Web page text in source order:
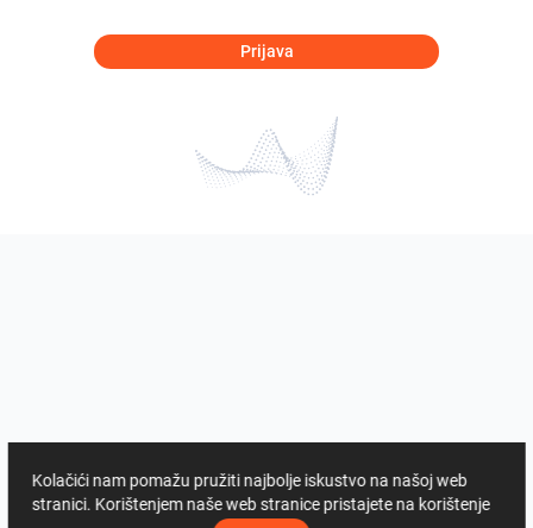
Prijava
Kolačići nam pomažu pružiti najbolje iskustvo na našoj web
stranici. Korištenjem naše web stranice pristajete na korištenje